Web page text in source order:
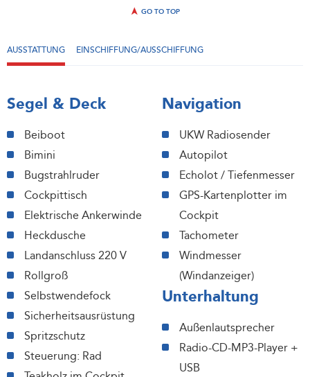
GO TO TOP
AUSSTATTUNG EINSCHIFFUNG/AUSSCHIFFUNG
Segel & Deck
Beiboot
Bimini
Bugstrahlruder
Cockpittisch
Elektrische Ankerwinde
Heckdusche
Landanschluss 220 V
Rollgroß
Selbstwendefock
Sicherheitsausrüstung
Spritzschutz
Steuerung: Rad
Navigation
UKW Radiosender
Autopilot
Echolot / Tiefenmesser
GPS-Kartenplotter im
Cockpit
Tachometer
Windmesser
(Windanzeiger)
Unterhaltung
Außenlautsprecher
Radio-CD-MP3-Player +
USB